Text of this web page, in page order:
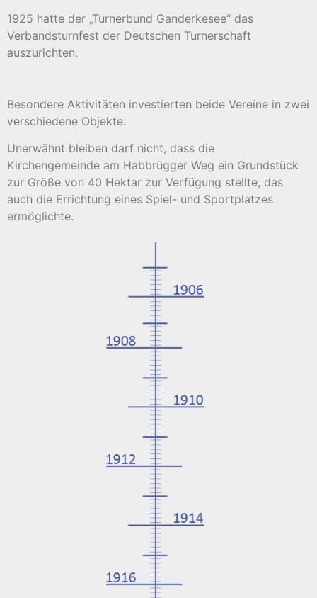
1925 hatte der „Turnerbund Ganderkesee“ das
Verbandsturnfest der Deutschen Turnerschaft
auszurichten.
Besondere Aktivitäten investierten beide Vereine in zwei
verschiedene Objekte.
Unerwähnt bleiben darf nicht, dass die
Kirchengemeinde am Habbrügger Weg ein Grundstück
zur Größe von 40 Hektar zur Verfügung stellte, das
auch die Errichtung eines Spiel- und Sportplatzes
ermöglichte.